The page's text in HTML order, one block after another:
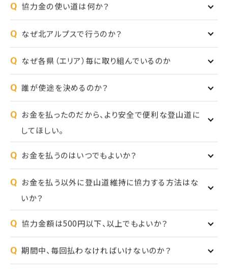
Q 協力金の使い道は何か？
Q なぜ北アルプスで行うのか？
Q なぜ各県（エリア）毎に取り組んでいるのか
Q 誰が使途を決めるのか？
Q お金を払ったのだから、より安全で便利な登山道に
してほしい。
Q お金を払うのはいつでもよいか？
Q お金を払う以外に登山道維持に協力する方法はな
いか？
Q 協力金額は500円以下、以上でもよいか？
Q 期間中、毎回払わなければいけないのか？